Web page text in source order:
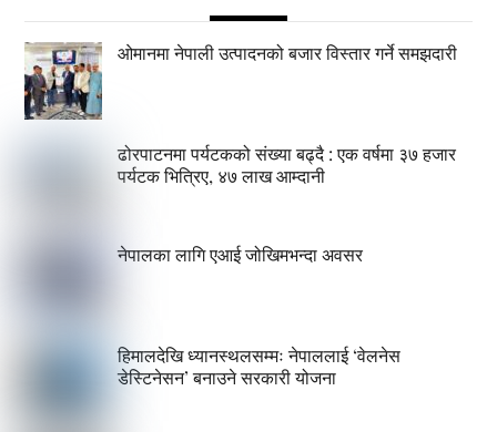
ओमानमा नेपाली उत्पादनको बजार विस्तार गर्ने समझदारी
ढोरपाटनमा पर्यटकको संख्या बढ्दै : एक वर्षमा ३७ हजार
पर्यटक भित्रिए, ४७ लाख आम्दानी
नेपालका लागि एआई जोखिमभन्दा अवसर
हिमालदेखि ध्यानस्थलसम्मः नेपाललाई ‘वेलनेस
डेस्टिनेसन’ बनाउने सरकारी योजना